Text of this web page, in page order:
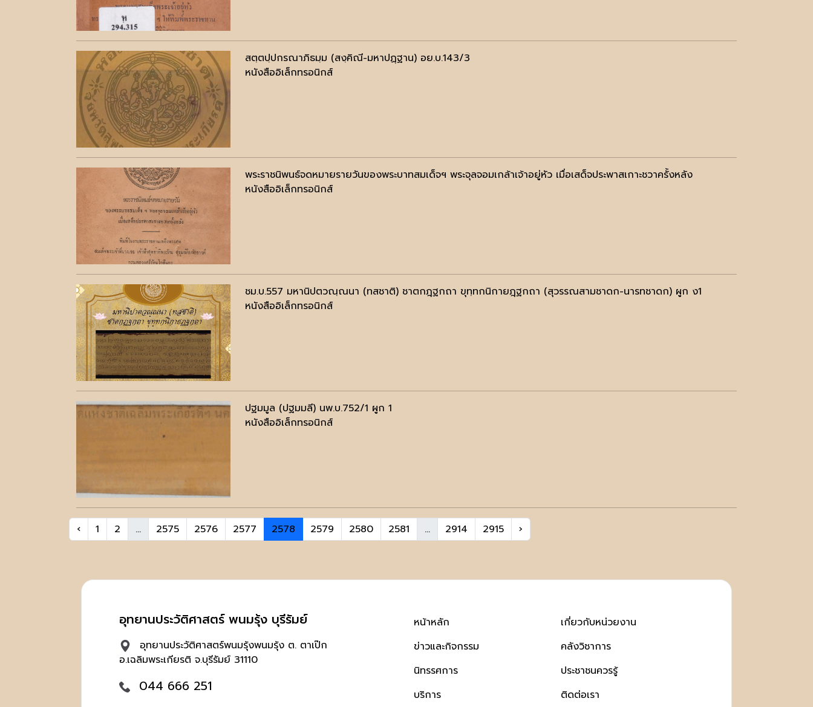
สตฺตปฺปกรณาภิธมฺม (สงฺคิณี-มหาปฏฺฐาน) อย.บ.143/3
หนังสืออิเล็กทรอนิกส์
พระราชนิพนธ์จดหมายรายวันของพระบาทสมเด็จฯ พระจุลจอมเกล้าเจ้าอยู่หัว เมื่อเสด็จประพาสเกาะชวาครั้งหลัง
หนังสืออิเล็กทรอนิกส์
ชม.บ.557 มหานิปตวณฺณนา (ทสชาติ) ชาตกฎฺฐกถา ขุทฺทกนิกายฎฺฐกถา (สุวรรณสามชาดก-นารทชาดก) ผูก ง1
หนังสืออิเล็กทรอนิกส์
ปฐมมูล (ปฐมมลี) นพ.บ.752/1 ผูก 1
หนังสืออิเล็กทรอนิกส์
‹ 1 2 ... 2575 2576 2577 2578 2579 2580 2581 ... 2914 2915 ›
อุทยานประวัติศาสตร์ พนมรุ้ง บุรีรัมย์
อุทยานประวัติศาสตร์พนมรุ้งพนมรุ้ง ต. ตาเป๊ก
อ.เฉลิมพระเกียรติ จ.บุรีรัมย์ 31110
044 666 251
หน้าหลัก
ข่าวและกิจกรรม
นิทรรศการ
บริการ
เกี่ยวกับหน่วยงาน
คลังวิชาการ
ประชาชนควรรู้
ติดต่อเรา